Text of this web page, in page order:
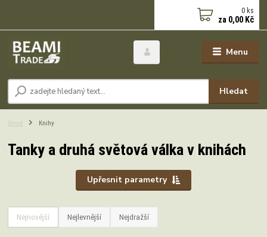
Menu
Hledat
0 ks
za 0,00 Kč
Úvod Knihy
Tanky a druhá světová válka v knihách
Upřesnit parametry
Nejnovější Nejlevnější Nejdražší